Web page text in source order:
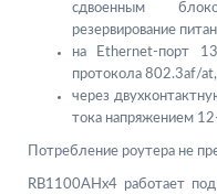
сдвоенным
резервирование
на Ethernet-порт
протокола 802.3af/
через
тока напряжением
Потребление роутера не
RB1100AHx4 работает